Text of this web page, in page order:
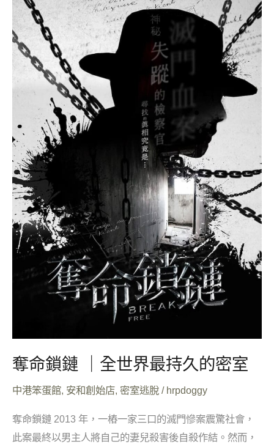
奪命鎖鏈 ｜全世界最持久的密室
中港笨蛋館, 安和創始店, 密室逃脫 / hrpdoggy
奪命鎖鏈 2013 年，一樁一家三口的滅門慘案震驚社會，
此案最終以男主人將自己的妻兒殺害後自殺作結。然而，
鎖
鏈
全
界
最
持
久
的
密
室